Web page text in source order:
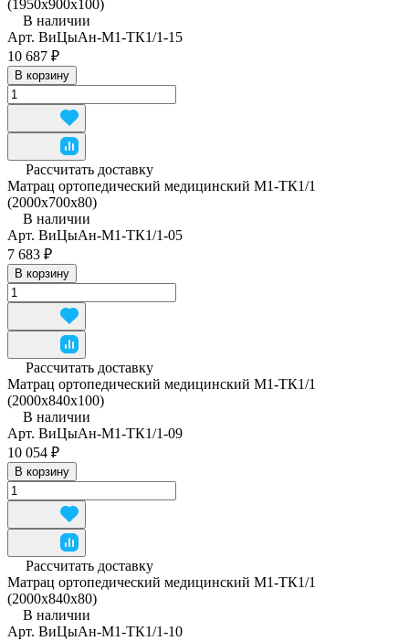
(1950x900x100)
В наличии
Арт. ВиЦыАн-М1-ТК1/1-15
10 687 ₽
В корзину
Рассчитать доставку
Матрац ортопедический медицинский М1-ТК1/1
(2000x700x80)
В наличии
Арт. ВиЦыАн-М1-ТК1/1-05
7 683 ₽
В корзину
Рассчитать доставку
Матрац ортопедический медицинский М1-ТК1/1
(2000x840x100)
В наличии
Арт. ВиЦыАн-М1-ТК1/1-09
10 054 ₽
В корзину
Рассчитать доставку
Матрац ортопедический медицинский М1-ТК1/1
(2000x840x80)
В наличии
Арт. ВиЦыАн-М1-ТК1/1-10